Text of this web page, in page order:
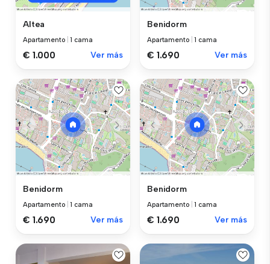
Altea
Apartamento |1 cama
€ 1.000 Ver más
Benidorm
Apartamento |1 cama
€ 1.690 Ver más
Benidorm
Apartamento |1 cama
€ 1.690 Ver más
Benidorm
Apartamento |1 cama
€ 1.690 Ver más